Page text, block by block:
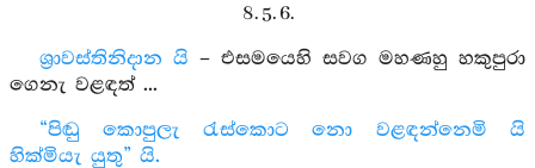
8. 5. 6.
ශ්‍රාවස්තිනිදාන යි – එසමයෙහි සවග මහණහු හකුපුරා
ගෙනැ වළඳත් ...
“පිඬු කොපුලැ රැස්කොට නො වළඳන්නෙමි යි
හික්මියැ යුතු” යි.